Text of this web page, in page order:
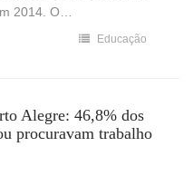
2014. O…
Educação
Alegre: 46,8% dos
procuravam trabalho